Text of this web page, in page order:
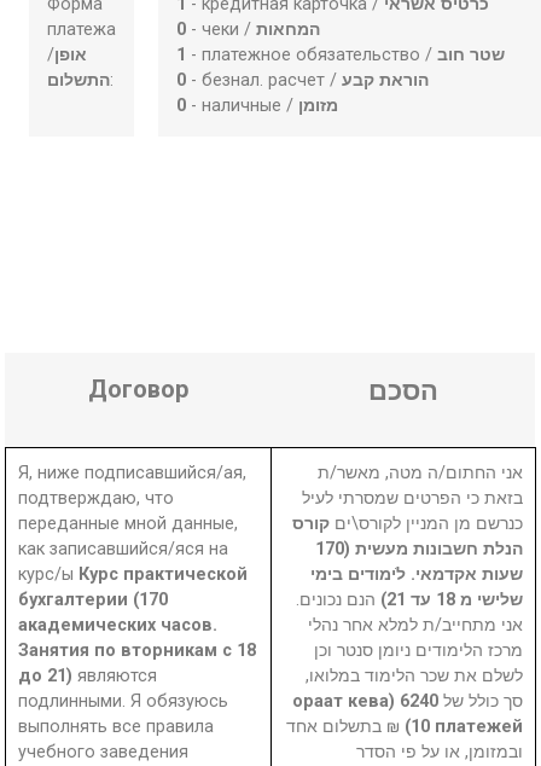
Форма
платежа
/אופן
התשלום:
1 - кредитная карточка / כרטיס אשראי
0 - чеки /המחאות
1 - платежное обязательство /שטר חוב
0 - безнал. расчет /הוראת קבע
0 - наличные / מזומן
Договор הסכם
Я, ниже подписавшийся/ая,
подтверждаю, что
переданные мной данные,
как записавшийся/яся на
курс/ы Курс практической
бухгалтерии (170
академических часов.
Занятия по вторникам с 18
до 21)являются
подлинными. Я обязуюсь
выполнять все правила
учебного заведения
אני החתום/ה מטה, מאשר/ת
בזאת כי הפרטים שמסרתי לעיל
כנרשם מן המניין לקורס\ים קורס
הנלת חשבונות מעשית (170
שעות אקדמאי. לֹימודים בימי
שלישי מ 18 עד 21)
הנם נכונים.
אני מתחייב/ת למלא אחר נהלי
מרכז הלימודים ניומן סנטר וכן
לשלם את שכר הלימוד במלואו,
סך כולל של
6240 (ораат кева
10 платежей)
₪ בתשלום אחד
ובמזומן, או על פי הסדר